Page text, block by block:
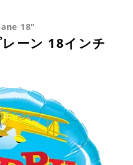
18"
ーン 18インチ